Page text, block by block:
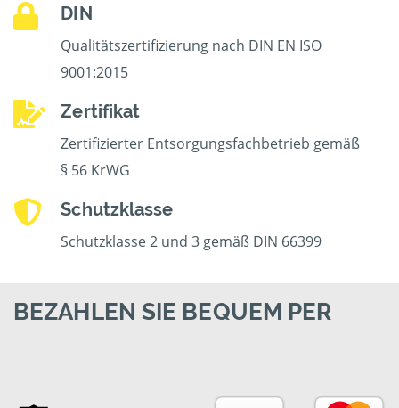
DIN
Qualitätszertifizierung nach DIN EN ISO
9001:2015
Zertifikat
Zertifizierter Entsorgungsfachbetrieb gemäß
§ 56 KrWG
Schutzklasse
Schutzklasse 2 und 3 gemäß DIN 66399
BEZAHLEN SIE BEQUEM PER